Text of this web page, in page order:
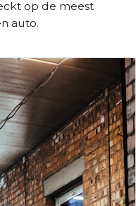
op de meest
auto.